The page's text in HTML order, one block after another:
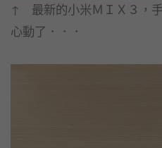
↑ 最新的小米ＭＩＸ３，
心動了．．．